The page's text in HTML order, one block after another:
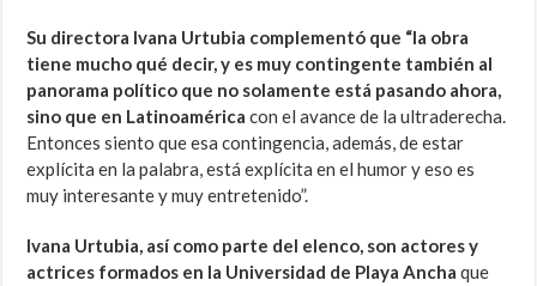
Su directora Ivana Urtubia complementó que “la obra
tiene mucho qué decir, y es muy contingente también al
panorama político que no solamente está pasando ahora,
sino que en Latinoamérica con el avance de la ultraderecha.
Entonces siento que esa contingencia, además, de estar
explícita en la palabra, está explícita en el humor y eso es
muy interesante y muy entretenido”.
Ivana Urtubia, así como parte del elenco, son actores y
actrices formados en la Universidad de Playa Ancha que